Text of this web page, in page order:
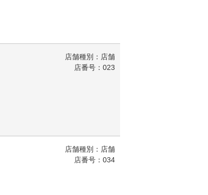
店舗種別：店舗
店番号：023
店舗種別：店舗
店番号：034